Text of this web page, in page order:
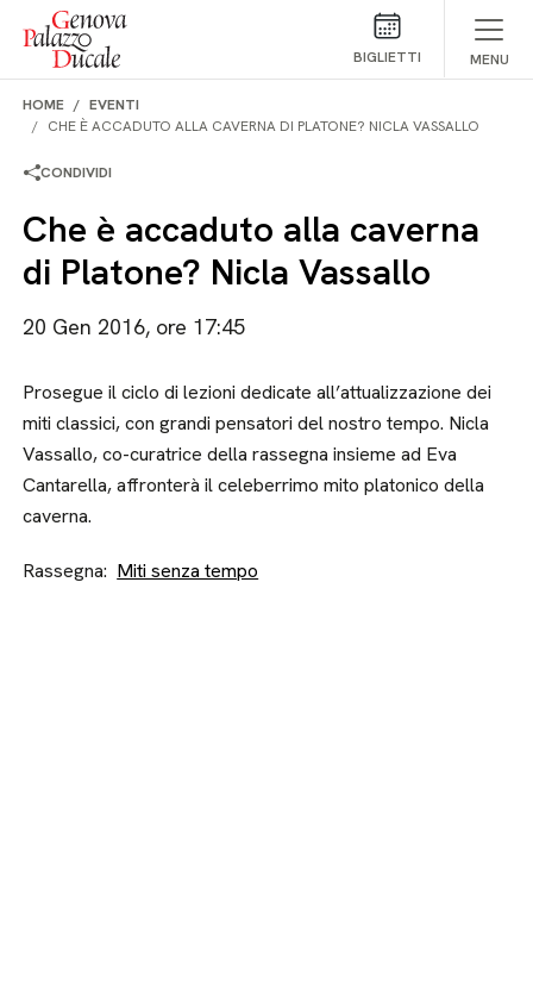
Salta al contenuto
BIGLIETTI MENU
HOME
EVENTI
CHE È ACCADUTO ALLA CAVERNA DI PLATONE? NICLA VASSALLO
CONDIVIDI
Che è accaduto alla caverna
di Platone? Nicla Vassallo
20 Gen 2016, ore 17:45
Prosegue il ciclo di lezioni dedicate all’attualizzazione dei
miti classici, con grandi pensatori del nostro tempo. Nicla
Vassallo, co-curatrice della rassegna insieme ad Eva
Cantarella, affronterà il celeberrimo mito platonico della
caverna.
Rassegna: Miti senza tempo